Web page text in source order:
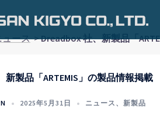
ュース>Dreadbox 社、新製品「
新製品「ARTEMIS」の製品情報掲載
2025年5月31日 ニュース 、 新製品